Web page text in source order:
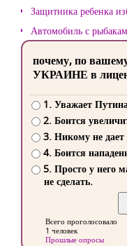
Защитника ребенка
Автомобиль с
почему, по
УКРАИНЕ в
1. Уважает
2. Боится
3. Никому не дает
4. Боится
5. Просто у него
не сделать.
Всего проголосовало
1 человек
Прошлые опросы